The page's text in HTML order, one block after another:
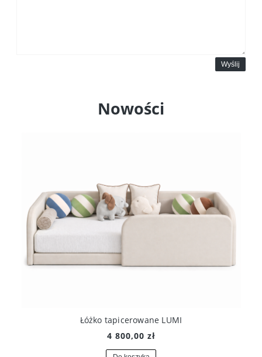
Wyślij
Nowości
Łóżko tapicerowane LUMI
4 800,00 zł